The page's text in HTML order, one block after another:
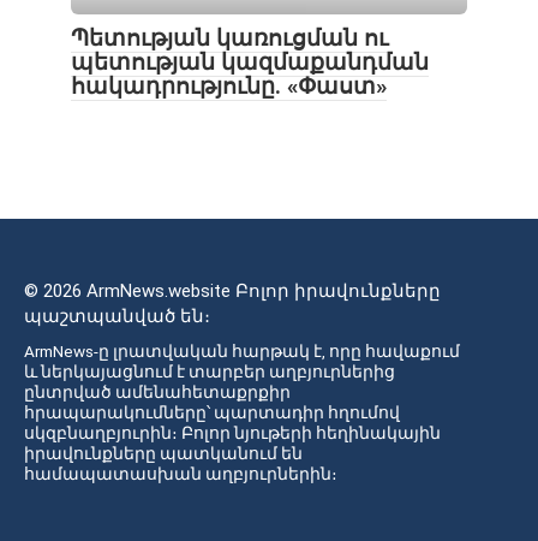
Պետության կառուցման ու
պետության կազմաքանդման
հակադրությունը. «Փաստ»
© 2026 ArmNews.website Բոլոր իրավունքները
պաշտպանված են։
ArmNews-ը լրատվական հարթակ է, որը հավաքում
և ներկայացնում է տարբեր աղբյուրներից
ընտրված ամենահետաքրքիր
հրապարակումները՝ պարտադիր հղումով
սկզբնաղբյուրին։ Բոլոր նյութերի հեղինակային
իրավունքները պատկանում են
համապատասխան աղբյուրներին։